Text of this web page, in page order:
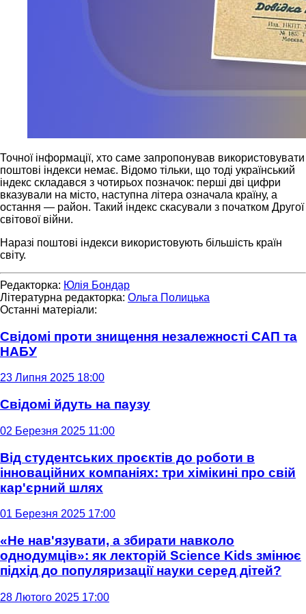
Точної інформації, хто саме запропонував використовувати
поштові індекси немає. Відомо тільки, що тоді український
індекс складався з чотирьох позначок: перші дві цифри
вказували на місто, наступна літера означала країну, а
остання — район. Такий індекс скасували з початком Другої
світової війни.
Наразі поштові індекси використовують більшість країн
світу.
Редакторка: Юлія Бондар
Літературна редакторка: Ольга Полицька
Останні матеріали:
Свідомі проти знищення незалежності САП та
НАБУ
23 Липня 2025 18:00
Свідомі йдуть на паузу
02 Березня 2025 11:00
Від студентських проєктів до роботи в
інноваційних компаніях: три хімікині про свій
кар'єрний шлях
01 Березня 2025 17:00
«Не нав'язувати, а збирати навколо
однодумців»: як лекторій Science Kids змінює
підхід до популяризації науки серед дітей?
28 Лютого 2025 17:00